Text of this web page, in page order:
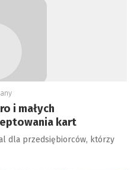
i małych
kart
dla przedsiębiorców, którzy